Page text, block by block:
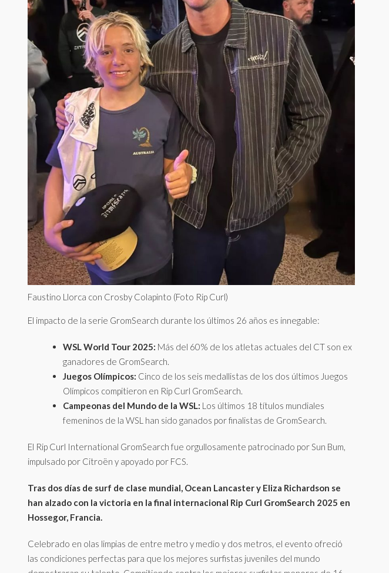
Faustino Llorca con Crosby Colapinto (Foto Rip Curl)
El impacto de la serie GromSearch durante los últimos 26 años es innegable:
WSL World Tour 2025: Más del 60% de los atletas actuales del CT son ex
ganadores de GromSearch.
Juegos Olímpicos: Cinco de los seis medallistas de los dos últimos Juegos
Olímpicos compitieron en Rip Curl GromSearch.
Campeonas del Mundo de la WSL: Los últimos 18 títulos mundiales
femeninos de la WSL han sido ganados por finalistas de GromSearch.
El Rip Curl International GromSearch fue orgullosamente patrocinado por Sun Bum,
impulsado por Citroën y apoyado por FCS.
Tras dos días de surf de clase mundial, Ocean Lancaster y Eliza Richardson se
han alzado con la victoria en la final internacional Rip Curl GromSearch 2025 en
Hossegor, Francia.
Celebrado en olas limpias de entre metro y medio y dos metros, el evento ofreció
las condiciones perfectas para que los mejores surfistas juveniles del mundo